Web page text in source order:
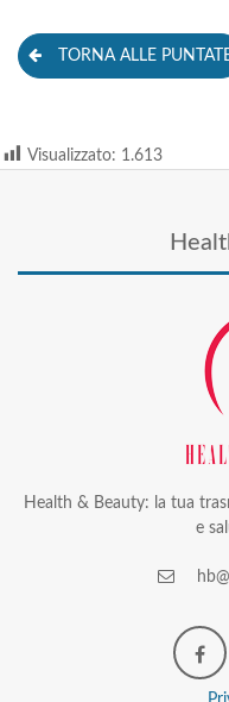
TORNA ALLE
Visualizzato: 1.613
Health & Beauty: la tua
e